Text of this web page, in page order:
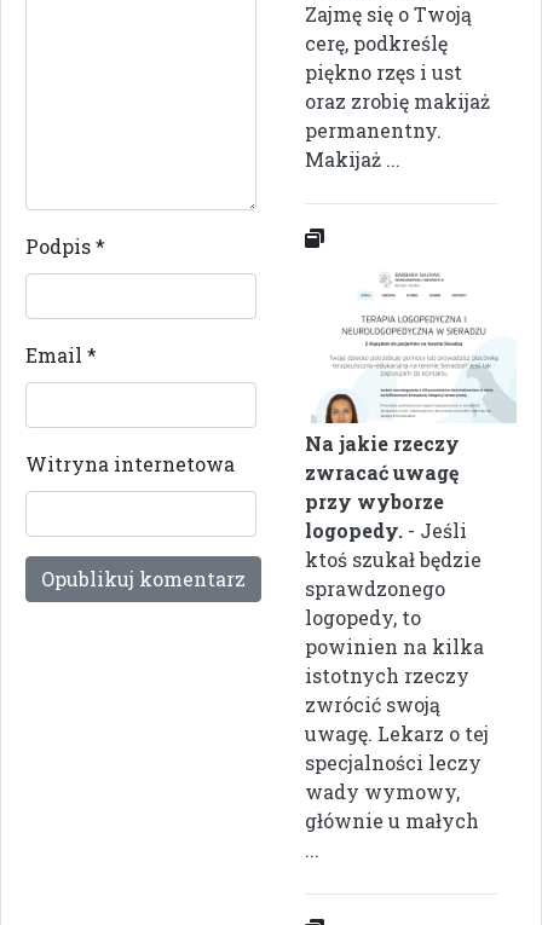
Podpis*
Email *
Witryna internetowa
Zajmę się o Twoją
cerę, podkreślę
piękno rzęs i ust
oraz zrobię makijaż
permanentny.
Makijaż ...
Na jakie rzeczy
zwracać uwagę
przy wyborze
logopedy. - Jeśli
ktoś szukał będzie
sprawdzonego
logopedy, to
powinien na kilka
istotnych rzeczy
zwrócić swoją
uwagę. Lekarz o tej
specjalności leczy
wady wymowy,
głównie u małych
...